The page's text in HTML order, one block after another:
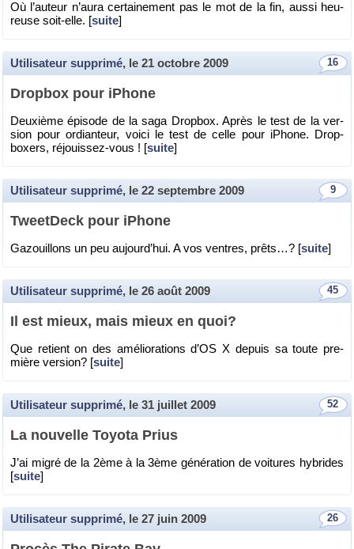
Où l’au­teur n’aura cer­tai­ne­ment pas le mot de la fin, aussi heu­
reuse soit-elle. [suite]
16
Utilisateur supprimé, le 21 octobre 2009
Drop­box pour iPhone
Deuxième épi­sode de la saga Drop­box. Après le test de la ver­
sion pour or­dian­teur, voici le test de celle pour iPhone. Drop­
boxers, ré­jouis­sez-vous ! [suite]
9
Utilisateur supprimé, le 22 septembre 2009
Tweet­Deck pour iPhone
Ga­zouillons un peu au­jour­d’hui. A vos ventres, prêts…? [suite]
45
Utilisateur supprimé, le 26 août 2009
Il est mieux, mais mieux en quoi?
Que re­tient on des amé­lio­ra­tions d’OS X de­puis sa toute pre­
mière ver­sion? [suite]
52
Utilisateur supprimé, le 31 juillet 2009
La nou­velle Toyota Prius
J’ai migré de la 2ème à la 3ème gé­né­ra­tion de voi­tures hy­brides
[suite]
26
Utilisateur supprimé, le 27 juin 2009